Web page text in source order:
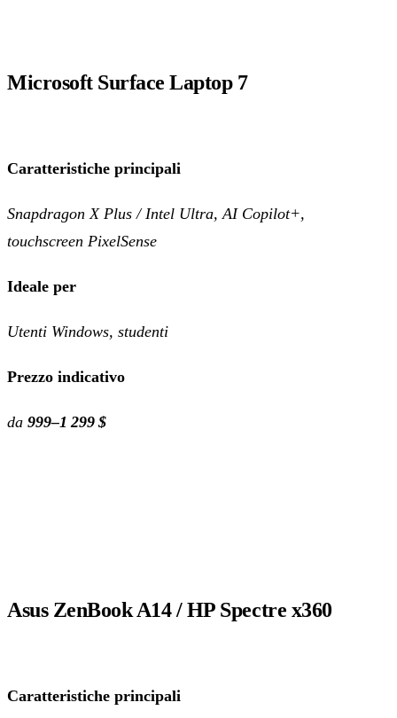
Microsoft Surface Laptop 7
Caratteristiche principali
Snapdragon X Plus / Intel Ultra, AI Copilot+,
touchscreen PixelSense
Ideale per
Utenti Windows, studenti
Prezzo indicativo
da 999–1 299 $
Asus ZenBook A14 / HP Spectre x360
Caratteristiche principali